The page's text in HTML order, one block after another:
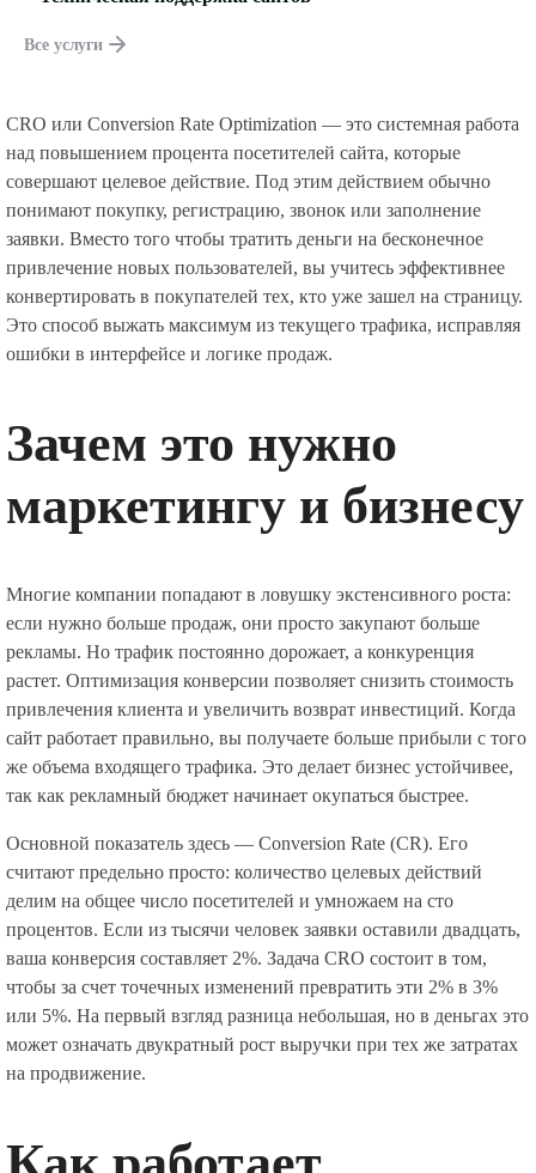
Все услуги
CRO или Conversion Rate Optimization — это системная работа
над повышением процента посетителей сайта, которые
совершают целевое действие. Под этим действием обычно
понимают покупку, регистрацию, звонок или заполнение
заявки. Вместо того чтобы тратить деньги на бесконечное
привлечение новых пользователей, вы учитесь эффективнее
конвертировать в покупателей тех, кто уже зашел на страницу.
Это способ выжать максимум из текущего трафика, исправляя
ошибки в интерфейсе и логике продаж.
Зачем это нужно
маркетингу и бизнесу
Многие компании попадают в ловушку экстенсивного роста:
если нужно больше продаж, они просто закупают больше
рекламы. Но трафик постоянно дорожает, а конкуренция
растет. Оптимизация конверсии позволяет снизить стоимость
привлечения клиента и увеличить возврат инвестиций. Когда
сайт работает правильно, вы получаете больше прибыли с того
же объема входящего трафика. Это делает бизнес устойчивее,
так как рекламный бюджет начинает окупаться быстрее.
Основной показатель здесь — Conversion Rate (CR). Его
считают предельно просто: количество целевых действий
делим на общее число посетителей и умножаем на сто
процентов. Если из тысячи человек заявки оставили двадцать,
ваша конверсия составляет 2%. Задача CRO состоит в том,
чтобы за счет точечных изменений превратить эти 2% в 3%
или 5%. На первый взгляд разница небольшая, но в деньгах это
может означать двукратный рост выручки при тех же затратах
на продвижение.